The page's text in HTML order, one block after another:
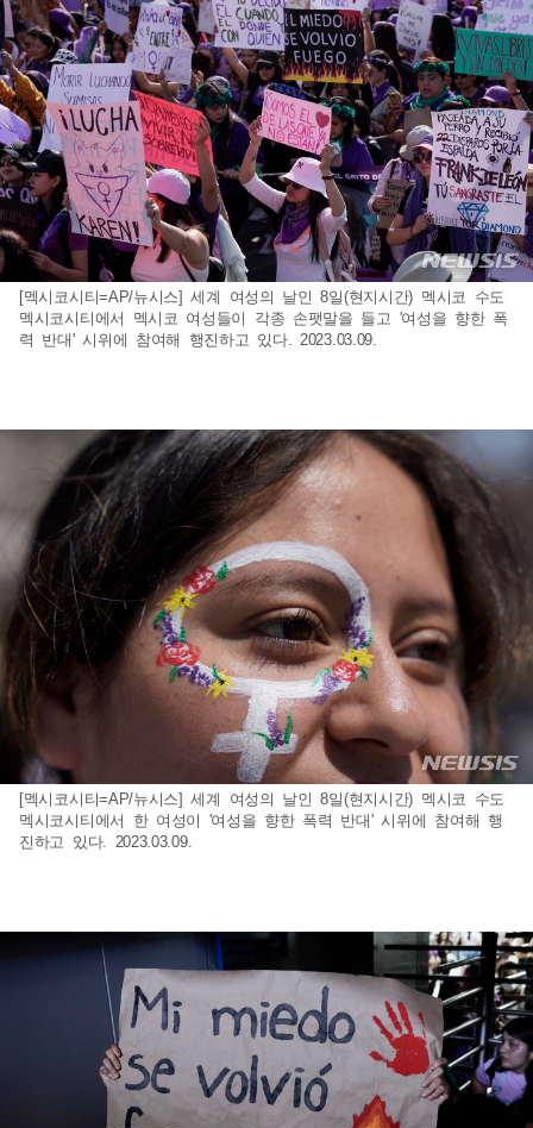
[멕시코시티=AP/뉴시스] 세계 여성의 날인 8일(현지시간) 멕시코 수도
멕시코시티에서 멕시코 여성들이 각종 손팻말을 들고 '여성을 향한 폭
력 반대' 시위에 참여해 행진하고 있다. 2023.03.09.
[멕시코시티=AP/뉴시스] 세계 여성의 날인 8일(현지시간) 멕시코 수도
멕시코시티에서 한 여성이 '여성을 향한 폭력 반대' 시위에 참여해 행
진하고 있다. 2023.03.09.